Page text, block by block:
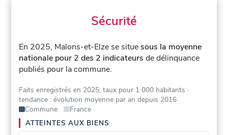
Sécurité
En 2025, Malons-et-Elze se situesous la moyenne
nationale pour 2 des 2 indicateurs de délinquance
publiés pour la commune.
Faits enregistrés en 2025, taux pour 1 000 habitants ·
tendance : évolution moyenne par an depuis 2016
Commune
France
ATTEINTES AUX BIENS